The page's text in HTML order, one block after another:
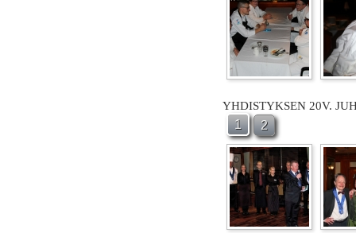
YHDISTYKSEN 20V.
1 2